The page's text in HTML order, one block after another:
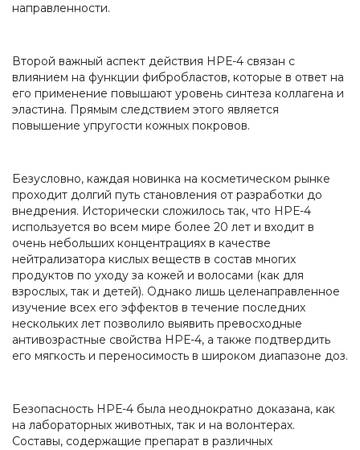
направленности.
Второй важный аспект действия НРЕ-4 связан с
влиянием на функции фибробластов, которые в ответ на
его применение повышают уровень синтеза коллагена и
эластина. Прямым следствием этого является
повышение упругости кожных покровов.
Безусловно, каждая новинка на косметическом рынке
проходит долгий путь становления от разработки до
внедрения. Исторически сложилось так, что НРЕ-4
используется во всем мире более 20 лет и входит в
очень небольших концентрациях в качестве
нейтрализатора кислых веществ в состав многих
продуктов по уходу за кожей и волосами (как для
взрослых, так и детей). Однако лишь целенаправленное
изучение всех его эффектов в течение последних
нескольких лет позволило выявить превосходные
антивозрастные свойства НРЕ-4, а также подтвердить
его мягкость и переносимость в широком диапазоне доз.
Безопасность НРЕ-4 была неоднократно доказана, как
на лабораторных животных, так и на волонтерах.
Составы, содержащие препарат в различных